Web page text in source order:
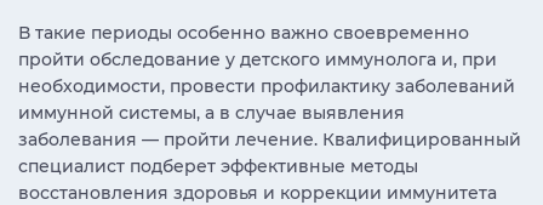
В такие периоды особенно важно своевременно
пройти обследование у детского иммунолога и, при
необходимости, провести профилактику заболеваний
иммунной системы, а в случае выявления
заболевания — пройти лечение. Квалифицированный
специалист подберет эффективные методы
восстановления здоровья и коррекции иммунитета